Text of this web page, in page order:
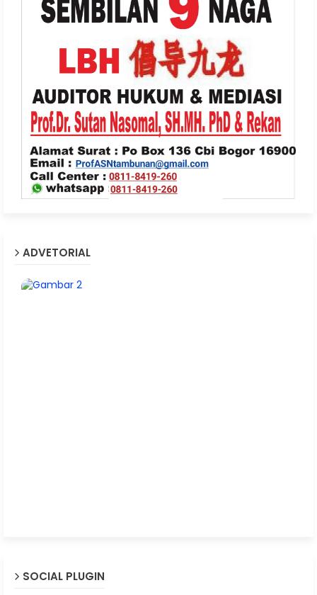
ADVETORIAL
SOCIAL PLUGIN